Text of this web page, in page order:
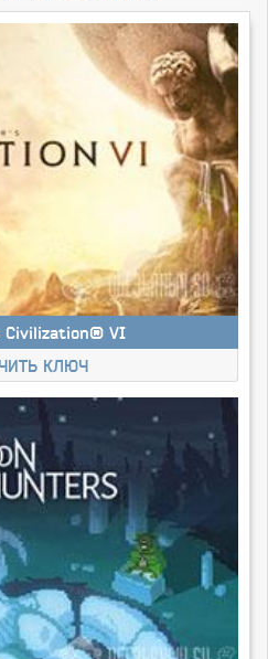
Civilization® VI
КЛЮЧ